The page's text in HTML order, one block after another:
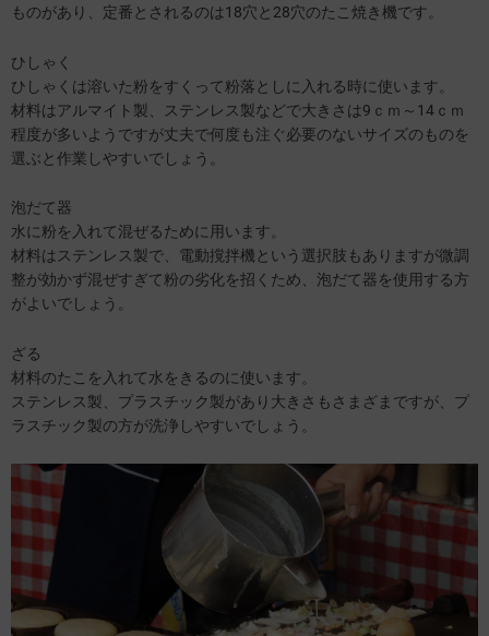
ものがあり、定番とされるのは18穴と28穴のたこ焼き機です。
ひしゃく
ひしゃくは溶いた粉をすくって粉落としに入れる時に使います。
材料はアルマイト製、ステンレス製などで大きさは9ｃｍ～14ｃｍ
程度が多いようですが丈夫で何度も注ぐ必要のないサイズのものを
選ぶと作業しやすいでしょう。
泡だて器
水に粉を入れて混ぜるために用います。
材料はステンレス製で、電動撹拌機という選択肢もありますが微調
整が効かず混ぜすぎて粉の劣化を招くため、泡だて器を使用する方
がよいでしょう。
ざる
材料のたこを入れて水をきるのに使います。
ステンレス製、プラスチック製があり大きさもさまざまですが、プ
ラスチック製の方が洗浄しやすいでしょう。